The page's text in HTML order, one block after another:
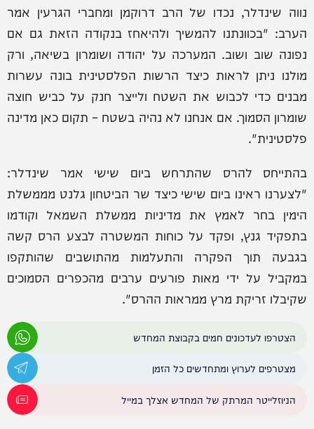
נווה שינדלר, נכדו של הרב דרוקמן ומחברי הגרעין אמר
הערב: "בכוונתנו להמשיך ולהיאחז בנקודה הזאת גם אם
נפונה שוב ושוב. המערכה על יהודה ושומרון בשיאה, ורק
מולנו ניתן לראות כיצד הרשות הפלסטינית בונה עשרות
מבנים כדי לכבוש את השטח ולייצר חנק על כביש חוצה
שומרון הסמוך. אם אנחנו לא נהיה בשטח – תקום כאן מדינה
פלסטינית".
בהתייחס להרס שהתרחש ביום שישי אמר שינדלר:
"לצערנו ראינו ביום שישי כיצד שר הביטחון גלנט מממשלת
הימין בחר לאמץ את מדיניות ממשלת השמאל וקודמו
בתפקיד גנץ, ופקד על כוחות המשטרה לבצע הרס קשה
בגבעה תוך הפקרה והתעלמות מהתושבים שהותקפו
במקביל על ידי מאות פורעים ערבים מהכפרים הסמוכים
שקיבלו זריקת מרץ ממראות ההרס".
הצטרפו לעדכונים חמים בקבוצת המחדש
מצטרפים לערוץ ומתחדשים כל הזמן
הניוזלייטר המרתק של המחדש אצלך במייל